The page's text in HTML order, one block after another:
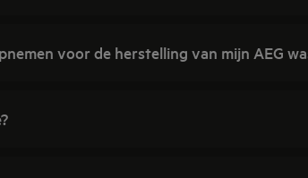
voor de herstelling van mijn AEG